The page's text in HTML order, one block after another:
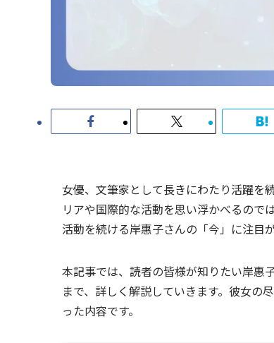
女優、文筆家として長きにわたり活躍を
リアや国際的な活動を思い浮かべるので
活動を続ける岸惠子さんの「今」に注目
本記事では、読者の皆様が知りたい岸惠
まで、詳しく解説していきます。彼女の
った内容です。